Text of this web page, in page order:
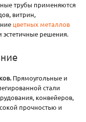
трубы применяются
витрин,
цветных металлов
эстетичные решения.
Прямоугольные и
стали
конвейеров,
прочностью и